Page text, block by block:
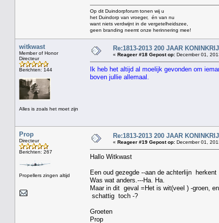
Op dit Duindorpforum tonen wij u
het Duindorp van vroeger, én van nu
want niets verdwijnt in de vergetelheidszee,
geen branding neemt onze herinnering mee!
witkwast
Member of Honor
Directeur
Berichten: 144
Alles is zoals het moet zijn
Re:1813-2013 200 JAAR
« Reageer #18 Gepost op: December 01,
Ik heb het altijd al moelijk gevonden om
boven jullie allemaal.
Prop
Directeur
Berichten: 267
Propellers zingen altijd
Re:1813-2013 200 JAAR
« Reageer #19 Gepost op: December 01,
Hallo Witkwast
Een oud gezegde --aan de achterlijn
Was wat anders.---Ha. Ha.
Maar in dit geval =Het is wit(veel ) -groen,
schattig toch -?
Groeten
Prop